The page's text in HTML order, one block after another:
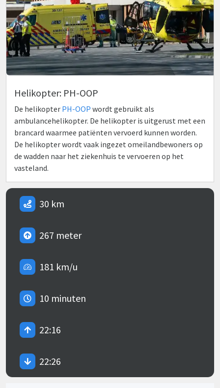
Helikopter: PH-OOP
De helikopter PH-OOP wordt gebruikt als
ambulancehelikopter. De helikopter is uitgerust met een
brancard waarmee patiënten vervoerd kunnen worden.
De helikopter wordt vaak ingezet omeilandbewoners op
de wadden naar het ziekenhuis te vervoeren op het
vasteland.
30 km
267 meter
181 km/u
10 minuten
22:16
22:26